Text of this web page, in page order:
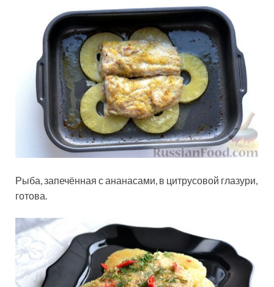
Рыба, запечённая с ананасами, в цитрусовой глазури,
готова.